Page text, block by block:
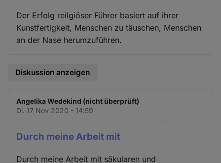
Der Erfolg reilgiöser Führer basiert auf ihrer
Kunstfertigkeit, Menschen zu täuschen, Menschen
an der Nase herumzuführen.
Diskussion anzeigen
Angelika Wedekind (nicht überprüft)
Di. 17 Nov 2020 - 14:59
Durch meine Arbeit mit
Durch meine Arbeit mit säkularen und